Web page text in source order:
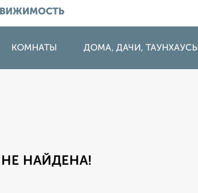
КОМНАТЫ ДОМА, ДАЧИ, ТАУНХАУСЫ
НАЙДЕНА!